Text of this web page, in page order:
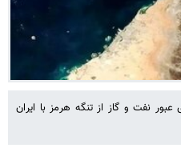
نفت و گاز از تنگه هرمز با ایران